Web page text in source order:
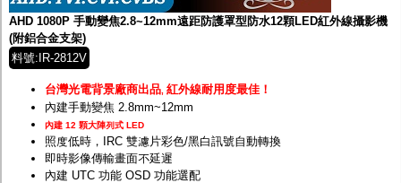
AHD 1080P 手動變焦2.8~12mm遠距防護罩型防水12顆LED紅外線攝影機
(附鋁合金支架)
料號:IR-2812V
台灣光電背景廠商出品 紅外線耐用度最佳！
內建手動變焦 2.8mm~12mm
內建 12 顆大陣列式 LED
照度低時，IRC 雙濾片彩色/黑白訊號自動轉換
即時影像傳輸畫面不延遲
內建 UTC 功能 OSD 功能選配